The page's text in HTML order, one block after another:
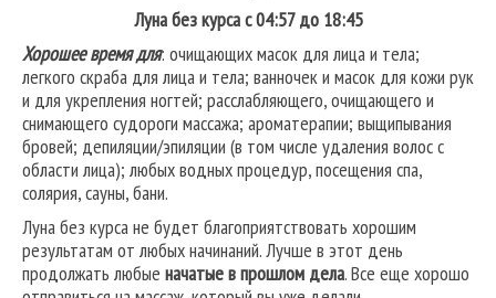
Луна без курса с 04:57 до 18:45
Хорошее время для: очищающих масок для лица и тела;
легкого скраба для лица и тела; ванночек и масок для кожи рук
и для укрепления ногтей; расслабляющего, очищающего и
снимающего судороги массажа; ароматерапии; выщипывания
бровей; депиляции/эпиляции (в том числе удаления волос с
области лица); любых водных процедур, посещения спа,
солярия, сауны, бани.
Луна без курса не будет благоприятствовать хорошим
результатам от любых начинаний. Лучше в этот день
продолжать любые начатые в прошлом дела. Все еще хорошо